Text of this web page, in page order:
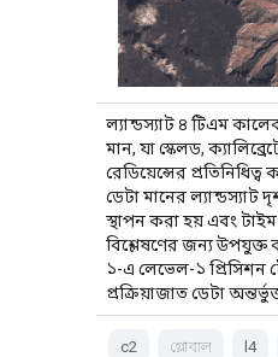
ল্যান্ডস্যাট ৪ টিএম
মান, যা স্কেলড,
রেডিয়েন্সের
ডেটা মানের ল্যান্ডস্যাট
স্থাপন করা হয় এবং
বিশ্লেষণের জন্য উপযুক্ত
১-এ লেভেল-১ প্রিসিশন
প্রক্রিয়াজাত ডেটা
c2 গ্লোবাল l4